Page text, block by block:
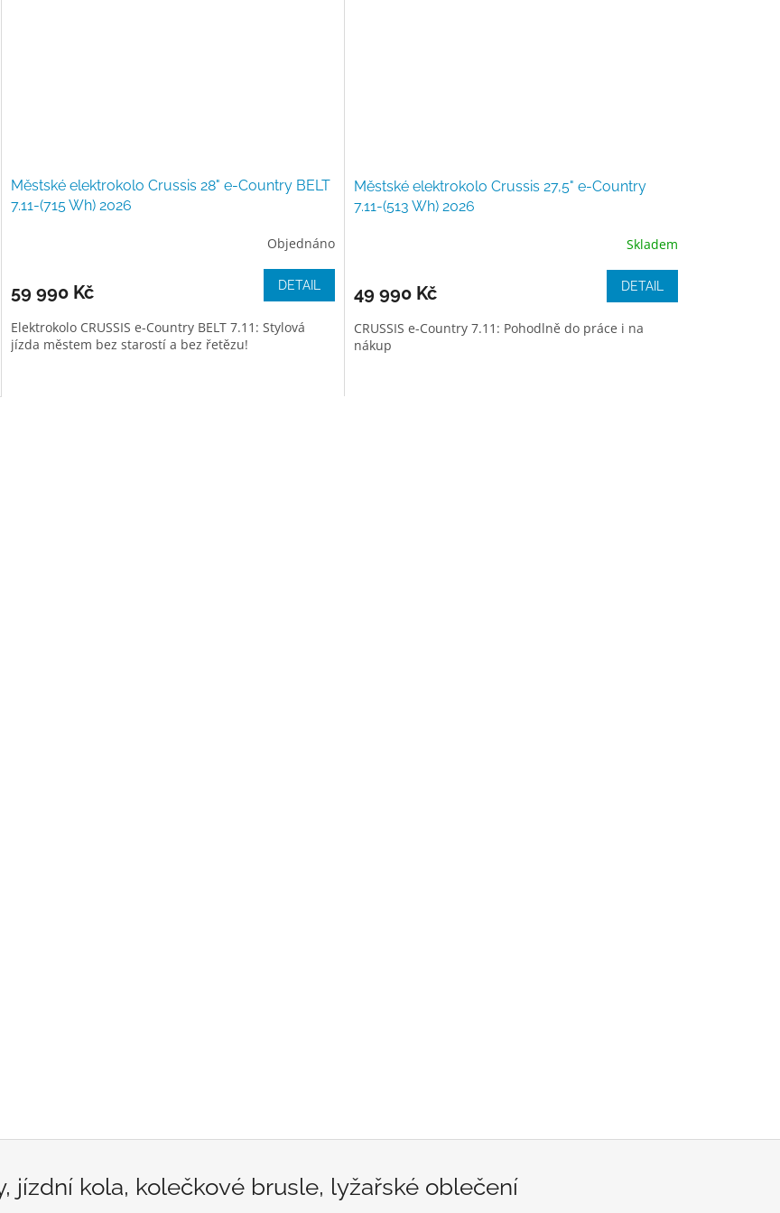
Městské elektrokolo Crussis 28" e-Country BELT
7.11-(715 Wh) 2026
Objednáno
59 990 Kč DETAIL
Elektrokolo CRUSSIS e-Country BELT 7.11: Stylová
jízda městem bez starostí a bez řetězu!
Městské elektrokolo Crussis 27,5" e-Country
7.11-(513 Wh) 2026
Skladem
49 990 Kč DETAIL
CRUSSIS e-Country 7.11: Pohodlně do práce i na
nákup
jízdní kola, kolečkové brusle, lyžařské oblečení